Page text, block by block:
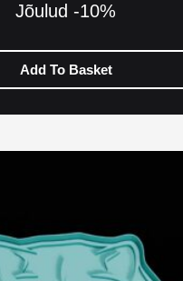
Jõulud -10%
Add To Basket